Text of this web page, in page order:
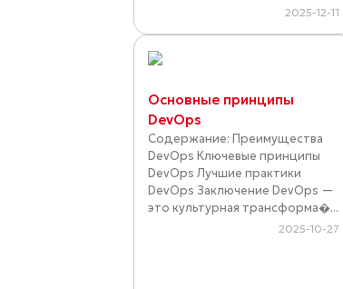
2025-12-11
Основные принципы
DevOps
Содержание: Преимущества
DevOps Ключевые принципы
DevOps Лучшие практики
DevOps Заключение DevOps —
это культурная трансформа�...
2025-10-27